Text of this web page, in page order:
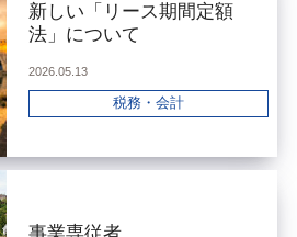
新しい「リース期間定額
法」について
2026.05.13
税務・会計